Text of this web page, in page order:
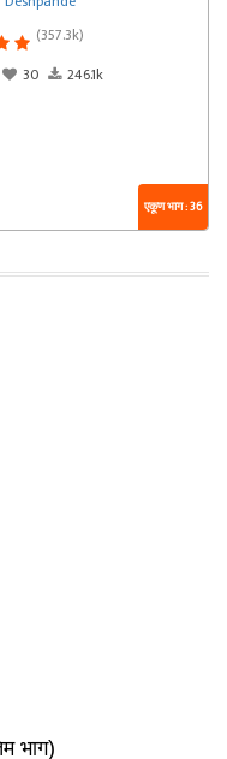
(357.3k)
30 246.1k
एकूण भाग : 36
भाग)